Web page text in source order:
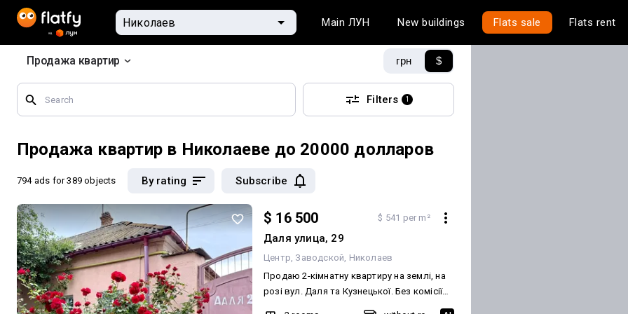
Main ЛУН New buildings Flats sale Flats rent
Продажа квартир грн $
Search
by
geographical
Filters 1
Продажа квартир в Николаеве до 20000 долларов
794 ads for 389 objects By rating Subscribe
$ 16 500 $ 541 per m²
Даля улица, 29
Центр Заводской Николаев
Продаю 2-кімнатну квартиру на землі, на
розі вул. Даля та Кузнецької. Без комісії